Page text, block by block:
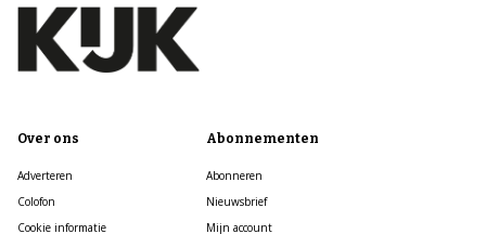
Over ons
Adverteren
Colofon
Cookie informatie
Abonnementen
Abonneren
Nieuwsbrief
Mijn account